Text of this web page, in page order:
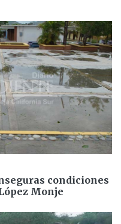
condiciones
Monje